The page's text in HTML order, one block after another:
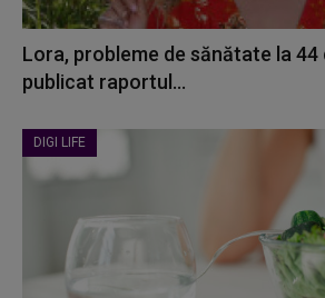
Lora, probleme de sănătate la
publicat raportul...
DIGI LIFE